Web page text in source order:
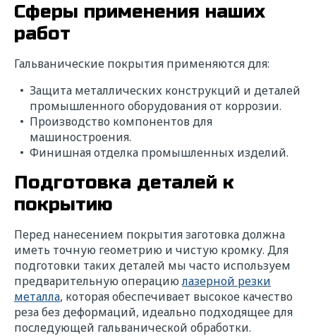
Сферы применения наших
работ
Гальванические покрытия применяются для:
Защита металлических конструкций и деталей
промышленного оборудования от коррозии.
Производство компонентов для
машиностроения.
Финишная отделка промышленных изделий.
Подготовка деталей к
покрытию
Перед нанесением покрытия заготовка должна
иметь точную геометрию и чистую кромку. Для
подготовки таких деталей мы часто используем
предварительную операциюлазерной резки
металла, которая обеспечивает высокое качество
реза без деформаций, идеально подходящее для
последующей гальванической обработки.